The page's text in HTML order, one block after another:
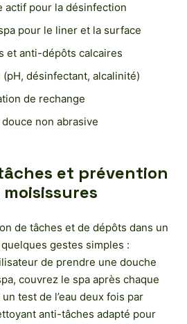
actif pour la désinfection
pour le liner et la surface
et anti-dépôts calcaires
(pH, désinfectant, alcalinité)
de rechange
non abrasive
et prévention
de tâches et de dépôts dans un
gestes simples :
de prendre une douche
couvrez le spa après chaque
test de l’eau deux fois par
anti-tâches adapté pour